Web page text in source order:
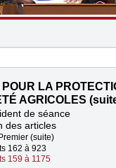
LA
AGRICOLES
de séance
des articles
(suite)
162 à 923
159 à 1175